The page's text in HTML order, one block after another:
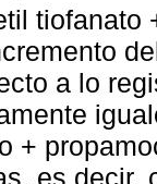
tiofanato
a lo
+